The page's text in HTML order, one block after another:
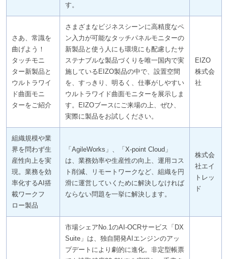
す。
さあ、常識を
曲げよう！
タッチモニ
ター新製品と
ウルトラワイ
ド曲面モニ
ターをご紹介
さまざまなビジネスシーンに高精度なペ
ン入力が可能なタッチパネルモニターの
新製品と使う人にも環境にも配慮したサ
ステナブルな製品づくりを唯一国内で実
施しているEIZO製品の中で、設置空間
を、すっきり、明るく、仕事がしやすい
ウルトラワイド曲面モニターを展示しま
す。EIZOブースにご来場の上、ぜひ、
実際に製品をお試しください。
EIZO
株式会
社
組織規模や業
界を問わず生
産性向上を実
現。業務を効
率化するAI搭
載ワークフ
ロー製品
「AgileWorks」、「X-point Cloud」
は、業務効率や生産性の向上、運用コス
ト削減、リモートワークなど、組織を円
滑に運営していくために解決しなければ
ならない問題を一挙に解決します。
株式会
社エイ
トレッ
ド
市場シェアNo.1のAI-OCRサービス「DX
Suite」は、独自開発AIエンジンのアッ
プデートにより劇的に進化。非定型帳票